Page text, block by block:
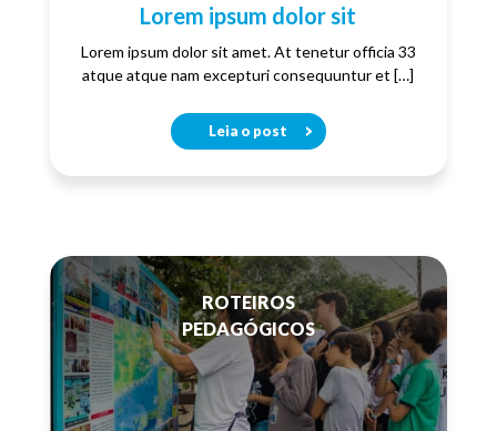
Lorem ipsum dolor sit
Lorem ipsum dolor sit amet. At tenetur officia 33
atque atque nam excepturi consequuntur et […]
Leia o post
ROTEIROS
PEDAGÓGICOS